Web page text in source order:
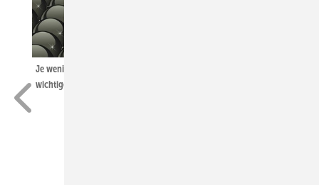
Je weniger Mittel für Werbung zur Verfügung stehen, desto
wichtiger ist es, sich auffallend zu präsentieren.